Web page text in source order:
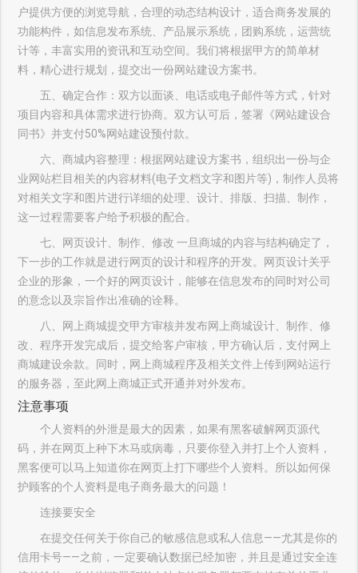
户提供方便的浏览导航，合理的动态结构设计，适合商务发展的
功能构件，如信息发布系统、产品展示系统，团购系统，运营统
计等，丰富实用的资讯和互动空间。我们将根据甲方的简单材
料，精心进行规划，提交出一份网站建设方案书。
五、确定合作：双方以面谈、电话或电子邮件等方式，针对
项目内容和具体需求进行协商。双方认可后，签署《网站建设合
同书》并支付50%网站建设预付款。
六、商城内容整理：根据网站建设方案书，组织出一份与企
业网站栏目相关的内容材料(电子文档文字和图片等)，制作人员将
对相关文字和图片进行详细的处理、设计、排版、扫描、制作，
这一过程需要客户给予积极的配合。
七、网页设计、制作、修改 一旦商城的内容与结构确定了，
下一步的工作就是进行网页的设计和程序的开发。网页设计关乎
企业的形象，一个好的网页设计，能够在信息发布的同时对公司
的意念以及宗旨作出准确的诠释。
八、网上商城提交甲方审核并发布网上商城设计、制作、修
改、程序开发完成后，提交给客户审核，甲方确认后，支付网上
商城建设余款。同时，网上商城程序及相关文件上传到网站运行
的服务器，至此网上商城正式开通并对外发布。
注意事项
个人资料的外泄是最大的因素，如果有黑客破解网页源代
码，并在网页上种下木马或病毒，只要你登入并打上个人资料，
黑客便可以马上知道你在网页上打下哪些个人资料。所以如何保
护顾客的个人资料是电子商务最大的问题！
连接要安全
在提交任何关于你自己的敏感信息或私人信息——尤其是你的
信用卡号——之前，一定要确认数据已经加密，并且是通过安全连